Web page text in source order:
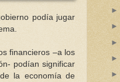
podía jugar
financieros –a los
podían significar
la economía de
►
►
►
►
►